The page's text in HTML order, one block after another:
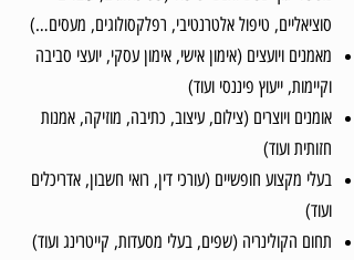
סוציאליים, טיפול אלטרנטיבי, רפלקסולוגים, מעסים…)
מאמנים ויועצים (אימון אישי, אימון עסקי, יועצי סביבה
וקיימות, ייעוץ פיננסי ועוד)
אומנים ויוצרים (צילום, עיצוב, כתיבה, מוזיקה, אמנות
חזותית ועוד)
בעלי מקצוע חופשיים (עורכי דין, רואי חשבון, אדריכלים
ועוד)
תחום הקולינריה (שפים, בעלי מסעדות, קייטרינג ועוד)